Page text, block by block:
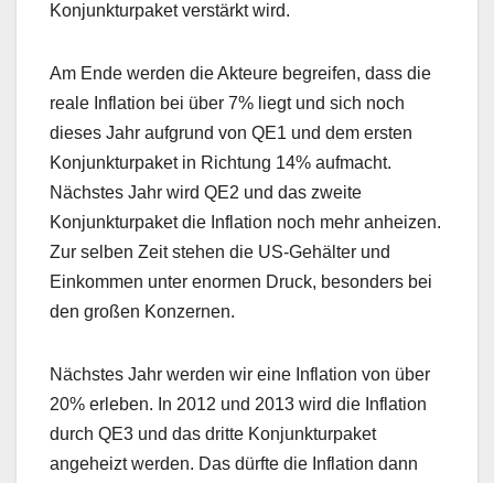
Konjunkturpaket verstärkt wird.
Am Ende werden die Akteure begreifen, dass die
reale Inflation bei über 7% liegt und sich noch
dieses Jahr aufgrund von QE1 und dem ersten
Konjunkturpaket in Richtung 14% aufmacht.
Nächstes Jahr wird QE2 und das zweite
Konjunkturpaket die Inflation noch mehr anheizen.
Zur selben Zeit stehen die US-Gehälter und
Einkommen unter enormen Druck, besonders bei
den großen Konzernen.
Nächstes Jahr werden wir eine Inflation von über
20% erleben. In 2012 und 2013 wird die Inflation
durch QE3 und das dritte Konjunkturpaket
angeheizt werden. Das dürfte die Inflation dann